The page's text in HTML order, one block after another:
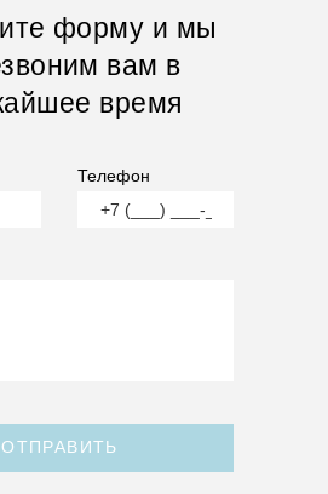
форму и мы
вам в
время
Телефон
ОТПРАВИТЬ